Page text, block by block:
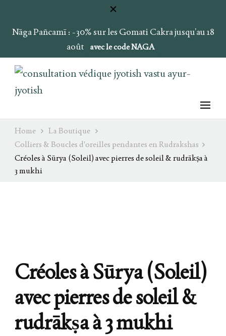
Nāga Pañcamī : -30% sur les Gomati Cakra jusqu’au 18
août
avec le code NAGA
Ojas & Soma
Ray of Light
Home
La Boutique
Colliers & Boucles d'oreilles pendantes en Rudrakshas
Créoles à Sūrya (Soleil) avec pierres de soleil & rudrākṣa à
3 mukhi
Créoles à Sūrya (Soleil)
avec pierres de soleil &
rudrākṣa à 3 mukhi